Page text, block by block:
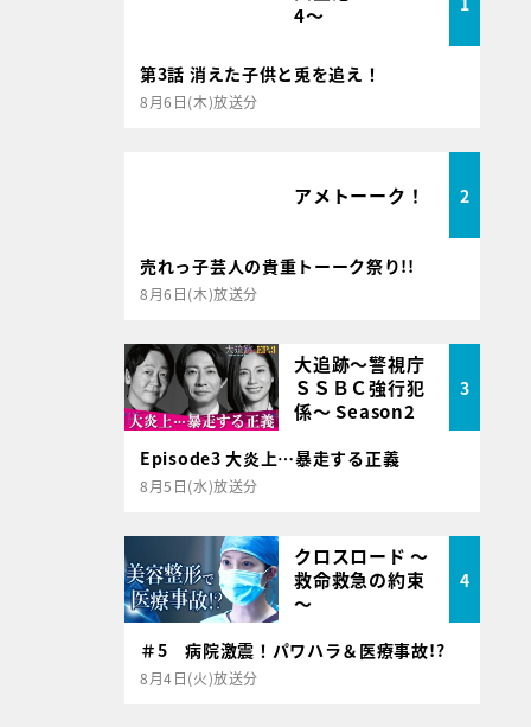
4～
第3話 消えた子供と兎を追え！
8月6日(木)放送分
アメトーーク！ 2
売れっ子芸人の貴重トーーク祭り!!
8月6日(木)放送分
大追跡～警視庁
ＳＳＢＣ強行犯
係～ Season2
3
Episode3 大炎上…暴走する正義
8月5日(水)放送分
クロスロード ～
救命救急の約束
～
4
＃5 病院激震！パワハラ＆医療事故!?
8月4日(火)放送分